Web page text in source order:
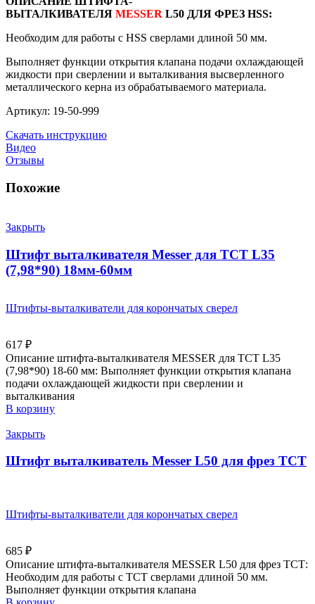
ВЫТАЛКИВАТЕЛЯ MESSER L50 ДЛЯ ФРЕЗ HSS:
Необходим для работы с HSS сверлами длиной 50 мм.
Выполняет функции открытия клапана подачи охлаждающей
жидкости при сверлении и выталкивания высверленного
металлического керна из обрабатываемого материала.
Артикул: 19-50-999
Скачать инструкцию
Видео
Отзывы
Похожие
Закрыть
Штифт выталкивателя Messer для ТСТ L35
(7,98*90) 18мм-60мм
Штифты-выталкиватели для корончатых сверел
617 ₽
Описание штифта-выталкивателя MESSER для ТСТ L35
(7,98*90) 18-60 мм: Выполняет функции открытия клапана
подачи охлаждающей жидкости при сверлении и
выталкивания
В корзину
Закрыть
Штифт выталкиватель Messer L50 для фрез ТСТ
Штифты-выталкиватели для корончатых сверел
685 ₽
Описание штифта-выталкивателя MESSER L50 для фрез ТСТ:
Необходим для работы с ТСТ сверлами длиной 50 мм.
Выполняет функции открытия клапана